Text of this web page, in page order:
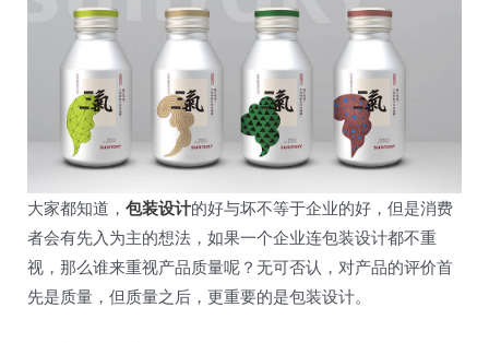
大家都知道， 包装设计的好与坏不等于企业的好，但是消费
者会有先入为主的想法，如果一个企业连包装设计都不重
视，那么谁来重视产品质量呢？无可否认，对产品的评价首
先是质量，但质量之后，更重要的是包装设计。